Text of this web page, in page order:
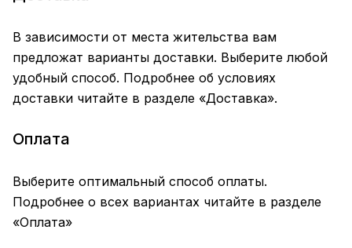
В зависимости от места жительства вам
предложат варианты доставки. Выберите любой
удобный способ. Подробнее об условиях
доставки читайте в разделе «Доставка».
Оплата
Выберите оптимальный способ оплаты.
Подробнее о всех вариантах читайте в разделе
«Оплата»